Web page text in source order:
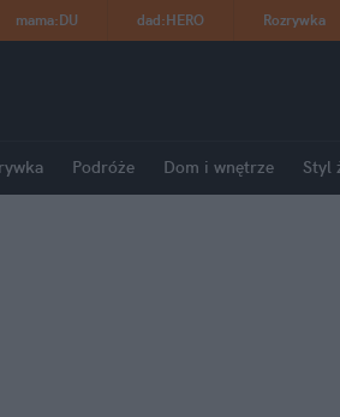
mama:DU dad:HERO Rozrywka
Podróże Dom i wnętrze Styl